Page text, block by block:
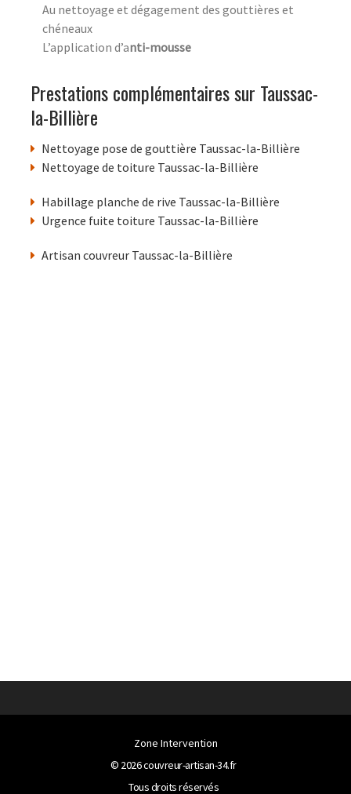
Au nettoyage et dégagement des gouttières et
chéneaux
L’application d’anti-mousse
Prestations complémentaires sur Taussac-
la-Billière
Nettoyage pose de gouttière Taussac-la-Billière
Nettoyage de toiture Taussac-la-Billière
Habillage planche de rive Taussac-la-Billière
Urgence fuite toiture Taussac-la-Billière
Artisan couvreur Taussac-la-Billière
Zone Intervention
© 2026couvreur-artisan-34.fr
Tous droits réservés